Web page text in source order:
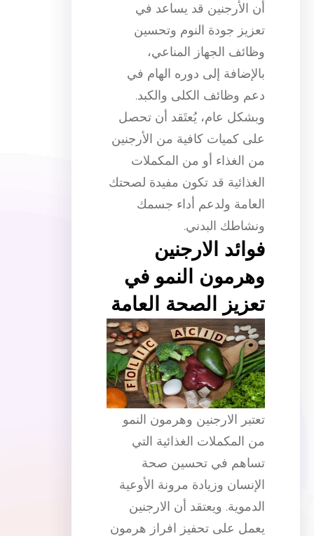
أن الأرجنين قد يساعد في
تعزيز جودة النوم وتحسين
وظائف الجهاز المناعي،
بالإضافة إلى دوره الهام في
دعم وظائف الكلى والكبد.
وبشكل عام، يُعتَقد أن تحصل
على كميات كافية من الأرجنين
من الغذاء أو من المكملات
الغذائية قد تكون مفيدة لصحتك
العامة ولدعم أداء جسمك
ونشاطك البدني.
فوائد الارجنين
وهرمون النمو في
تعزيز الصحة العامة
تعتبر الارجنين وهرمون النمو
من المكملات الغذائية التي
تساهم في تحسين صحة
الإنسان وزيادة مرونة الأوعية
الدموية. ويعتقد أن الارجنين
يعمل على تحفيز افراز هرمون